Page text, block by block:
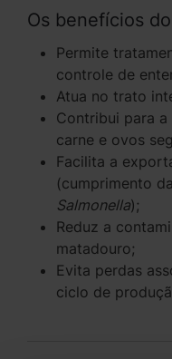
Os benefícios
Permite
controle de
Atua no trato
Contribui para
carne e ovos
Facilita a
(cumprimento
Salmonella);
Reduz a
matadouro;
Evita perdas
ciclo de